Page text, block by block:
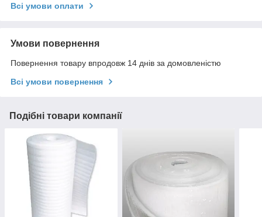
Всі умови оплати
Умови повернення
Повернення товару впродовж 14 днів за домовленістю
Всі умови повернення
Подібні товари компанії